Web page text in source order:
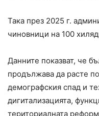
Така през 2025 г.
чиновници на 100
Данните показват, че
продължава да расте
демографския спад и
дигитализацията,
териториалната